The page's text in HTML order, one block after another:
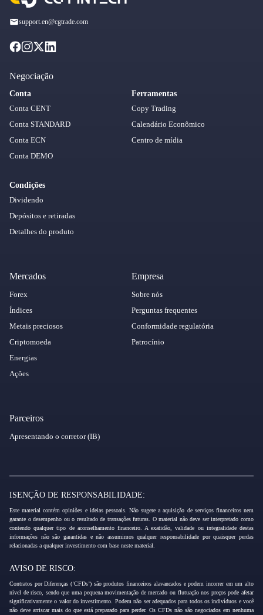
support.en@cgtrade.com
Negociação
Conta
Conta CENT
Conta STANDARD
Conta ECN
Conta DEMO
Condições
Dividendo
Depósitos e retiradas
Detalhes do produto
Ferramentas
Copy Trading
Calendário Econômico
Centro de mídia
Mercados
Forex
Índices
Metais preciosos
Criptomoeda
Energias
Ações
Empresa
Sobre nós
Perguntas frequentes
Conformidade regulatória
Patrocínio
Parceiros
Apresentando o corretor (IB)
ISENÇÃO DE RESPONSABILIDADE:
Este material contém opiniões e ideias pessoais. Não sugere a aquisição de serviços financeiros nem
garante o desempenho ou o resultado de transações futuras. O material não deve ser interpretado como
contendo qualquer tipo de aconselhamento financeiro. A exatidão, validade ou integralidade destas
informações não são garantidas e não assumimos qualquer responsabilidade por quaisquer perdas
relacionadas a qualquer investimento com base neste material.
AVISO DE RISCO:
Contratos por Diferenças (‘CFDs’) são produtos financeiros alavancados e podem incorrer em um alto
nível de risco, sendo que uma pequena movimentação de mercado ou flutuação nos preços pode afetar
significativamente o valor do investimento. Podem não ser adequados para todos os indivíduos e você
não deve arriscar mais do que está preparado para perder. Os CFDs não são negociados em nenhuma